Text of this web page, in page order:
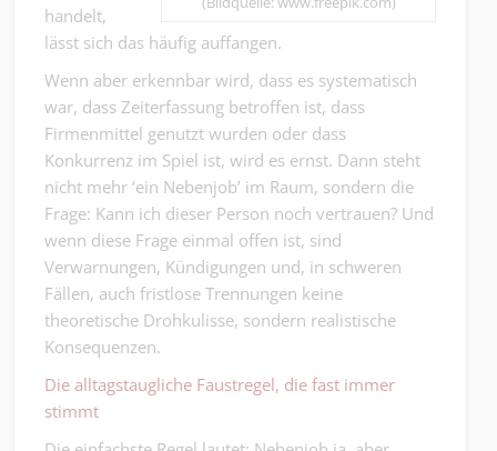
handelt,
lässt sich das häufig auffangen.
Wenn aber erkennbar wird, dass es systematisch
war, dass Zeiterfassung betroffen ist, dass
Firmenmittel genutzt wurden oder dass
Konkurrenz im Spiel ist, wird es ernst. Dann steht
nicht mehr ‘ein Nebenjob’ im Raum, sondern die
Frage: Kann ich dieser Person noch vertrauen? Und
wenn diese Frage einmal offen ist, sind
Verwarnungen, Kündigungen und, in schweren
Fällen, auch fristlose Trennungen keine
theoretische Drohkulisse, sondern realistische
Konsequenzen.
Die alltagstaugliche Faustregel, die fast immer
stimmt